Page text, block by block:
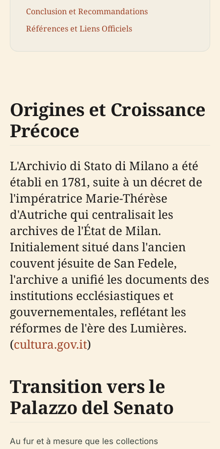
Conclusion et Recommandations
Références et Liens Officiels
Origines et Croissance
Précoce
L'Archivio di Stato di Milano a été
établi en 1781, suite à un décret de
l'impératrice Marie-Thérèse
d'Autriche qui centralisait les
archives de l'État de Milan.
Initialement situé dans l'ancien
couvent jésuite de San Fedele,
l'archive a unifié les documents des
institutions ecclésiastiques et
gouvernementales, reflétant les
réformes de l'ère des Lumières.
(cultura.gov.it)
Transition vers le
Palazzo del Senato
Au fur et à mesure que les collections